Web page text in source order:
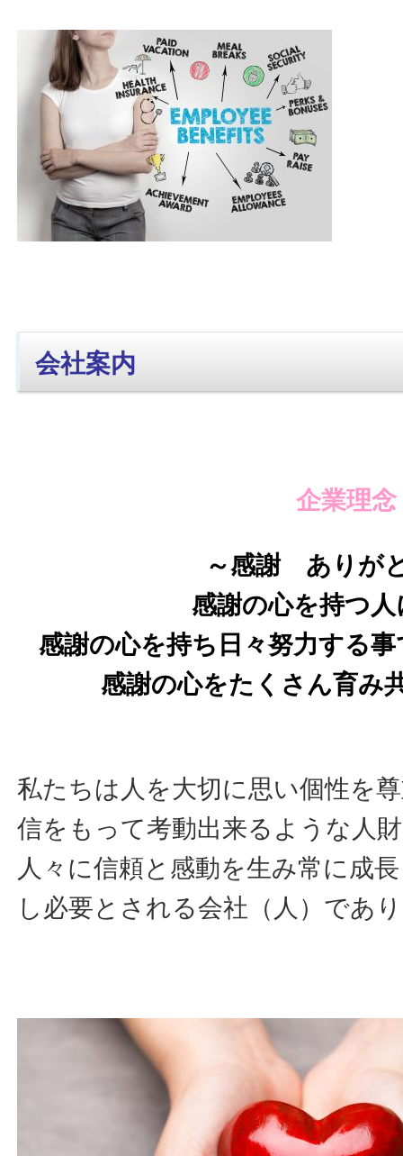
会社案内
企業理念
～感謝 ありが
感謝の心を持つ
感謝の心を持ち日々努力する
感謝の心をたくさん育み
私たちは人を大切に思い個性を
信をもって考動出来るような人
人々に信頼と感動を生み常に成
し必要とされる会社（人）であ